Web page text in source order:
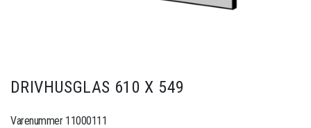
DRIVHUSGLAS 610 X 549
Varenummer 11000111